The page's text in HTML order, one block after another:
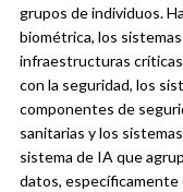
grupos de individuos.
biométrica, los
infraestructuras
con la seguridad, los
componentes de
sanitarias y los
sistema de IA que
datos, específicamente